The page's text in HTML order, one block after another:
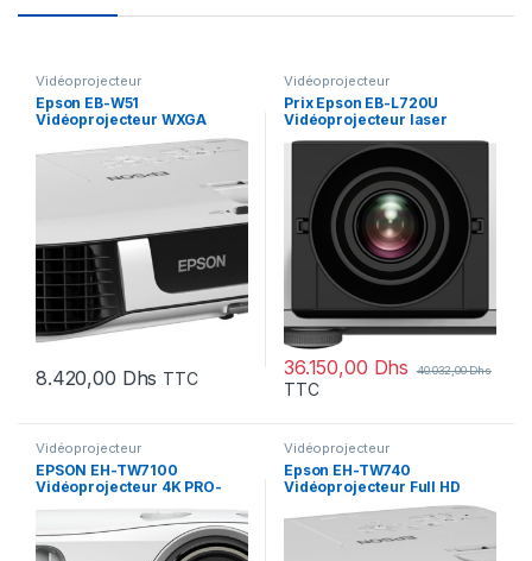
Vidéoprojecteur
Epson EB-W51
Vidéoprojecteur WXGA
(1280 x 800) (V11H977040)
8.420,00 Dhs TTC
Vidéoprojecteur
Prix Epson EB-L720U
Vidéoprojecteur laser
WUXGA (V11HA44040) –
40032.00 – 40032.00
36.150,00 Dhs 40.032,00Dhs
TTC
Vidéoprojecteur
EPSON EH-TW7100
Vidéoprojecteur 4K PRO-
Vidéoprojecteur
Epson EH-TW740
Vidéoprojecteur Full HD
(1920 x 1080) (V11H979040)